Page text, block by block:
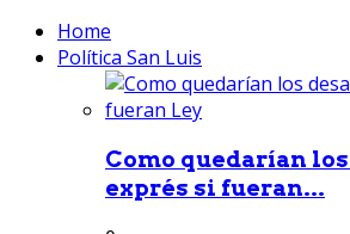
Home
Política San Luis
Como quedarían
exprés si fueran...